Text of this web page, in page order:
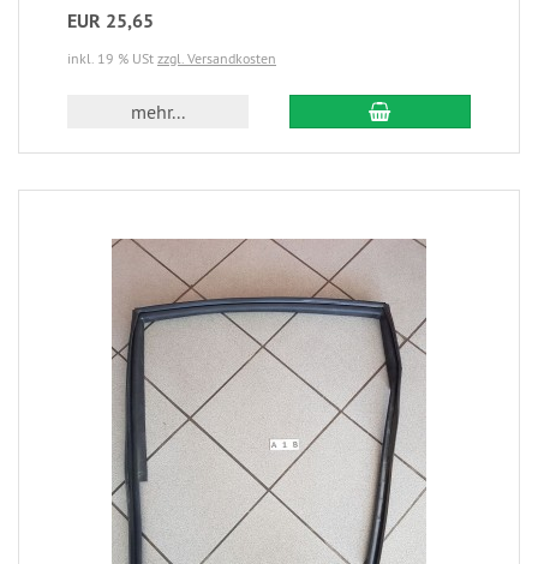
EUR 25,65
inkl. 19 % USt zzgl. Versandkosten
mehr...